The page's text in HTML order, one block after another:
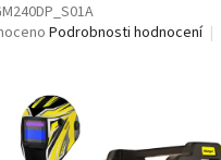
Podrobnosti hodnocení